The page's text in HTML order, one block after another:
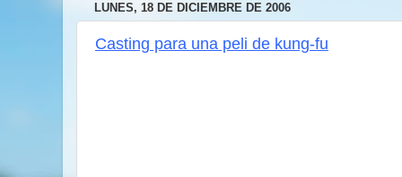
LUNES, 18 DE DICIEMBRE DE 2006
Casting para una peli de kung-fu